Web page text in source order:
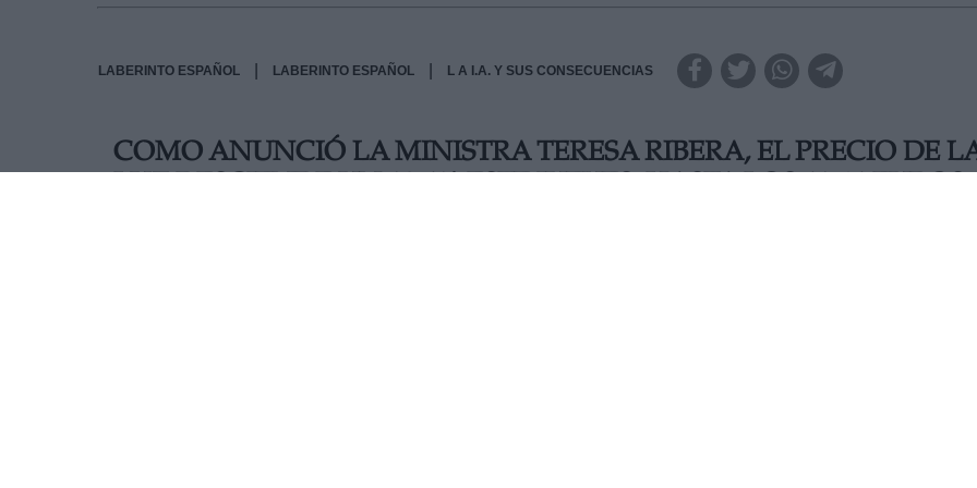
LABERINTO ESPAÑOL LABERINTO ESPAÑOL L A I.A. Y SUS CONSECUENCIAS
COMO ANUNCIÓ LA MINISTRA TERESA RIBERA, EL PRECIO DE